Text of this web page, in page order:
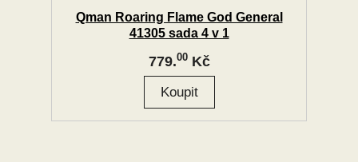
Qman Roaring Flame God General
41305 sada 4 v 1
779.00Kč